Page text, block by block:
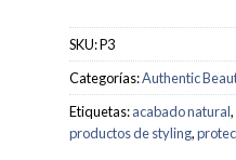
SKU:P3
Categorías:Authentic
Etiquetas:acabado natural,
productos de styling,